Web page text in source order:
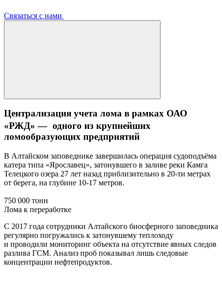
Связаться с нами
Централизация учета лома в рамках ОАО
«РЖД» — одного из крупнейших
ломообразующих предприятий
В Алтайском заповеднике завершилась операция судоподъёма
катера типа «Ярославец», затонувшего в заливе реки Камга
Телецкого озера 27 лет назад приблизительно в 20-ти метрах
от берега, на глубине 10-17 метров.
750 000 тонн
Лома к переработке
С 2017 года сотрудники Алтайского биосферного заповедника
регулярно погружались к затонувшему теплоходу
и проводили мониторинг объекта на отсутствие явных следов
разлива ГСМ. Анализ проб показывал лишь следовые
концентрации нефтепродуктов.